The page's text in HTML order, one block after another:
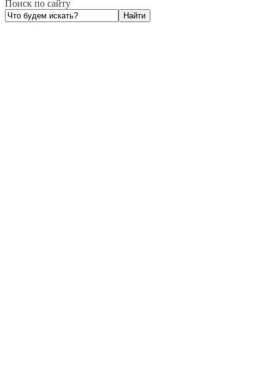
Поиск по сайту